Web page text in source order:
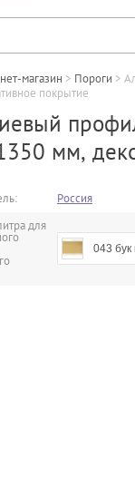
магазин > Пороги >
покрытие
мм,
Россия
для
043 бук